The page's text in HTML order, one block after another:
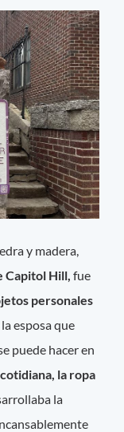
y madera,
Capitol Hill, fue
personales
esposa que
puede hacer en
la ropa
la